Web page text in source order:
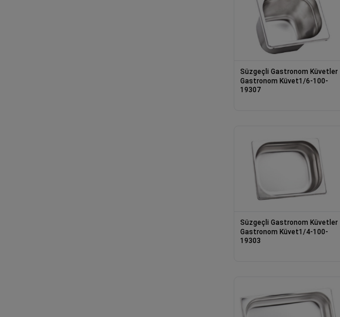
Süzgeçli Gastronom Küvetler
Gastronom Küvet1/6-100-
19307
Süzgeçli Gastronom Küvetler
Gastronom Küvet1/4-100-
19303